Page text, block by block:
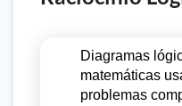
Diagramas
matemáticas
problemas